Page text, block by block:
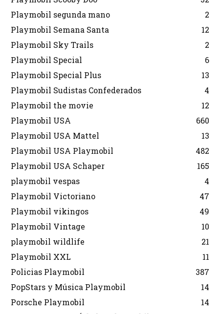
Playmobil segunda mano
2
Playmobil Semana Santa
12
Playmobil Sky Trails
2
Playmobil Special
6
Playmobil Special Plus
13
Playmobil Sudistas Confederados
4
Playmobil the movie
12
Playmobil USA
660
Playmobil USA Mattel
13
Playmobil USA Playmobil
482
Playmobil USA Schaper
165
playmobil vespas
4
Playmobil Victoriano
47
Playmobil vikingos
49
Playmobil Vintage
10
playmobil wildlife
21
Playmobil XXL
11
Policias Playmobil
387
PopStars y Música Playmobil
14
Porsche Playmobil
14